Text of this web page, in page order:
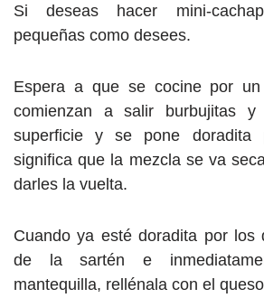
Si deseas hacer mini-
pequeñas como desees.
Espera a que se cocine por
comienzan a salir burbujitas
superficie y se pone doradita
significa que la mezcla se va
darles la vuelta.
Cuando ya esté doradita por los
de la sartén e
mantequilla, rellénala con el